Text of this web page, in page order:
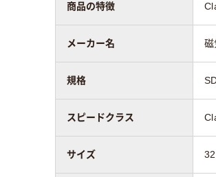
商品の特徴
メーカー名 磁
規格
スピードクラス
サイズ